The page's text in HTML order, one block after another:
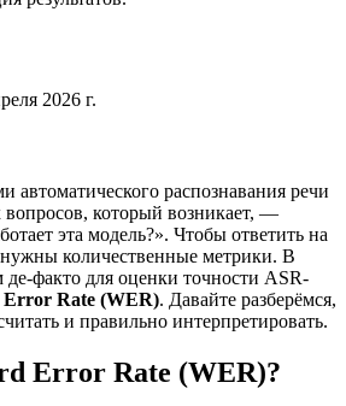
2026 г.
автоматического распознавания речи
который возникает, —
эта модель?». Чтобы ответить на
количественные метрики. В
де-факто для оценки точности ASR-
Rate (WER). Давайте разберёмся,
и правильно интерпретировать.
Error Rate (WER)?